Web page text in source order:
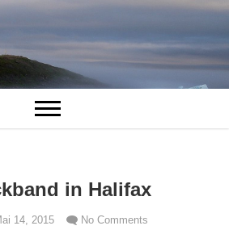
in Halifax
14, 2015
No Comments